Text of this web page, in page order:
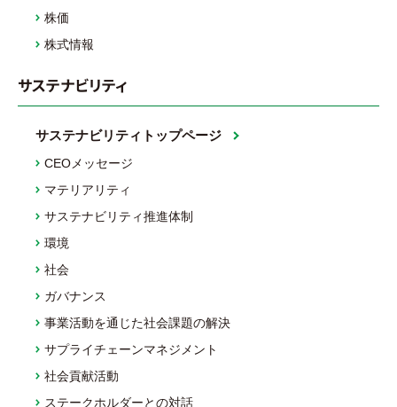
株価
株式情報
サステナビリティ
サステナビリティトップページ
CEOメッセージ
マテリアリティ
サステナビリティ推進体制
環境
社会
ガバナンス
事業活動を通じた社会課題の解決
サプライチェーンマネジメント
社会貢献活動
ステークホルダーとの対話